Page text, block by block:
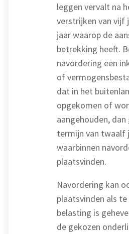
leggen vervalt na
verstrijken van vijf
jaar waarop de
betrekking heeft.
navordering een
of
dat in het
opgekomen of
aangehouden,
termijn van twaalf
waarbinnen
plaatsvinden.
Navordering kan
plaatsvinden als
belasting is
de gekozen